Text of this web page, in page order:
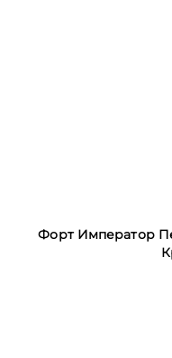
Форт Император